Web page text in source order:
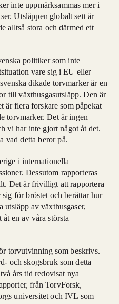
inte uppmärksammas mer i
Utsläppen globalt sett är
alltså stora och därmed ett
politiker som inte
vare sig i EU eller
dikade torvmarker är en
till växthusgasutsläpp. Den är
är flera forskare som påpekat
torvmarker. Det är ingen
vi har inte gjort något åt det.
vad detta beror på.
i internationella
Dessutom rapporteras
Det är frivilligt att rapportera
för bröstet och berättar hur
utsläpp av växthusgaser,
en av våra största
torvutvinning som beskrivs.
och skogsbruk som detta
års tid redovisat nya
från TorvForsk,
universitet och IVL som